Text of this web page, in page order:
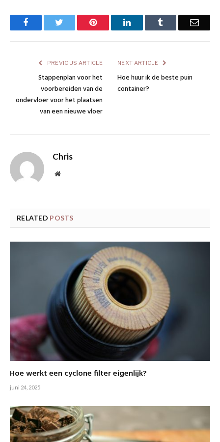
Facebook Pinterest LinkedIn Email
PREVIOUS ARTICLE
Stappenplan voor het
voorbereiden van de
ondervloer voor het plaatsen
van een nieuwe vloer
NEXT ARTICLE
Hoe huur ik de beste puin
container?
Chris
Website
RELATED POSTS
Hoe werkt een cyclone filter eigenlijk?
juni 24, 2025